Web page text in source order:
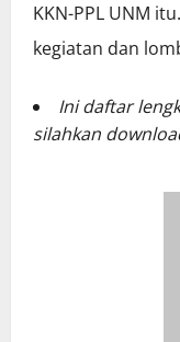
KKN-PPL UNM
kegiatan dan
Ini daftar
silahkan